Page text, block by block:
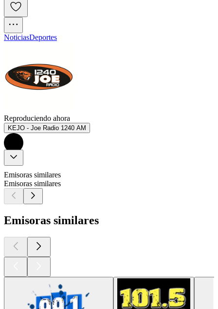
NoticiasDeportes
Reproduciendo ahora
KEJO - Joe Radio 1240 AM
Emisoras similares
Emisoras similares
Emisoras similares